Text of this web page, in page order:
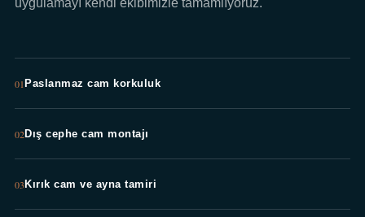
uygulamayı kendi ekibimizle tamamlıyoruz.
01Paslanmaz cam korkuluk
02Dış cephe cam montajı
03Kırık cam ve ayna tamiri